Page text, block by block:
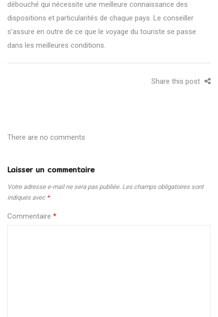
débouché qui nécessite une meilleure connaissance des
dispositions et particularités de chaque pays. Le conseiller
s’assure en outre de ce que le voyage du touriste se passe
dans les meilleures conditions.
Share this post
There are no comments
Laisser un commentaire
Votre adresse e-mail ne sera pas publiée. Les champs obligatoires sont
indiqués avec *
Commentaire *